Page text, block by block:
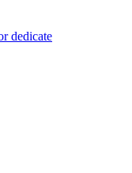
dedicate